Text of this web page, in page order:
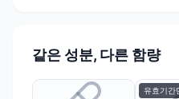
같은 성분, 다른 함량
유효기간